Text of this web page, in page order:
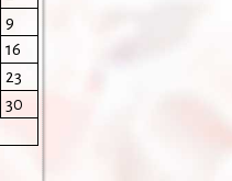
9
16
23
30